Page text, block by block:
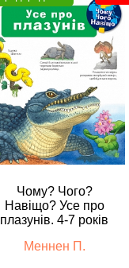
Чому? Чого?
Навіщо? Усе про
плазунів. 4-7 років
Меннен П.